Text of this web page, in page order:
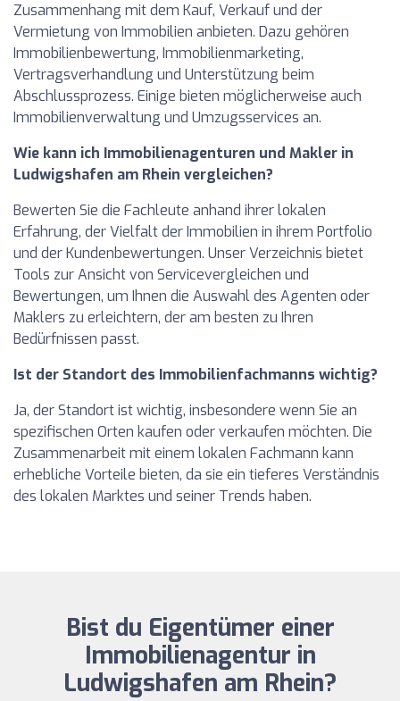
Zusammenhang mit dem Kauf, Verkauf und der
Vermietung von Immobilien anbieten. Dazu gehören
Immobilienbewertung, Immobilienmarketing,
Vertragsverhandlung und Unterstützung beim
Abschlussprozess. Einige bieten möglicherweise auch
Immobilienverwaltung und Umzugsservices an.
Wie kann ich Immobilienagenturen und Makler in
Ludwigshafen am Rhein vergleichen?
Bewerten Sie die Fachleute anhand ihrer lokalen
Erfahrung, der Vielfalt der Immobilien in ihrem Portfolio
und der Kundenbewertungen. Unser Verzeichnis bietet
Tools zur Ansicht von Servicevergleichen und
Bewertungen, um Ihnen die Auswahl des Agenten oder
Maklers zu erleichtern, der am besten zu Ihren
Bedürfnissen passt.
Ist der Standort des Immobilienfachmanns wichtig?
Ja, der Standort ist wichtig, insbesondere wenn Sie an
spezifischen Orten kaufen oder verkaufen möchten. Die
Zusammenarbeit mit einem lokalen Fachmann kann
erhebliche Vorteile bieten, da sie ein tieferes Verständnis
des lokalen Marktes und seiner Trends haben.
Bist du Eigentümer einer
Immobilienagentur in
Ludwigshafen am Rhein?